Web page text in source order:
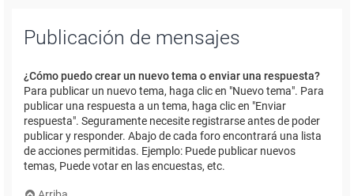
Publicación de mensajes
¿Cómo puedo crear un nuevo tema o enviar una respuesta?
Para publicar un nuevo tema, haga clic en "Nuevo tema". Para
publicar una respuesta a un tema, haga clic en "Enviar
respuesta". Seguramente necesite registrarse antes de poder
publicar y responder. Abajo de cada foro encontrará una lista
de acciones permitidas. Ejemplo: Puede publicar nuevos
temas, Puede votar en las encuestas, etc.